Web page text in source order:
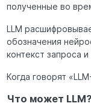
полученные во
LLM
обозначения
контекст запроса
Когда говорят
Что может LLM?